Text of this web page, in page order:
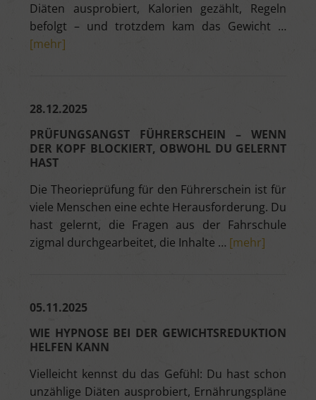
Diäten ausprobiert, Kalorien gezählt, Regeln
befolgt – und trotzdem kam das Gewicht …
[mehr]
28.12.2025
PRÜFUNGSANGST FÜHRERSCHEIN – WENN
DER KOPF BLOCKIERT, OBWOHL DU GELERNT
HAST
Die Theorieprüfung für den Führerschein ist für
viele Menschen eine echte Herausforderung. Du
hast gelernt, die Fragen aus der Fahrschule
zigmal durchgearbeitet, die Inhalte … [mehr]
05.11.2025
WIE HYPNOSE BEI DER GEWICHTSREDUKTION
HELFEN KANN
Vielleicht kennst du das Gefühl: Du hast schon
unzählige Diäten ausprobiert, Ernährungspläne